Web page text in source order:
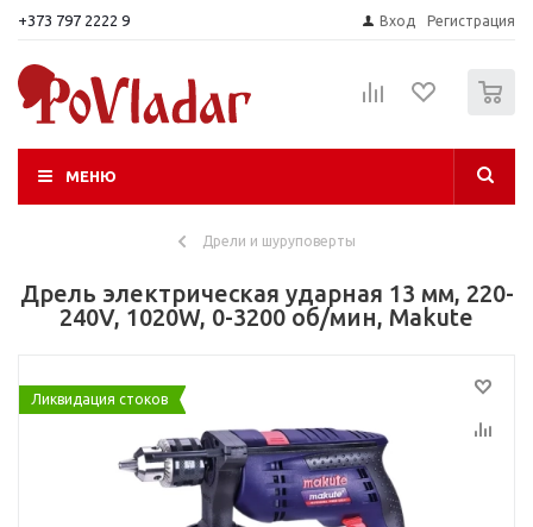
+373 797 2222 9 Вход Регистрация
МЕНЮ
Дрели и шуруповерты
Дрель электрическая ударная 13 мм, 220-
240V, 1020W, 0-3200 об/мин, Makute
Ликвидация стоков